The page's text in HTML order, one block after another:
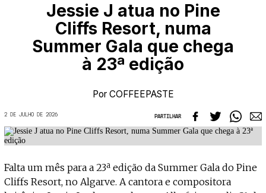
Classificados
Ver todos
Enviar
Agenda
Por Localidade
Locais
Mapa
Submeter Eventos
Formadores
Recursos
Links úteis
Publicações
Sobre
Estatuto Editorial
Ficha Técnica
— apoia o Coffeepaste e ajuda-nos a chegar mais longe. Mantém viva a cultura
Apoiar
Jessie J atua no Pine
Cliffs Resort, numa
Summer Gala que chega
à 23ª edição
Por COFFEEPASTE
2 DE JULHO DE 2026 PARTILHAR
Falta um mês para a 23ª edição da Summer Gala do Pine
Cliffs Resort, no Algarve. A cantora e compositora